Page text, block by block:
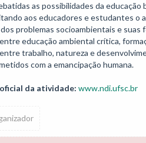
as possibilidades da
aos educadores e estudantes o
problemas socioambientais e
educação ambiental crítica,
trabalho, natureza e
com a emancipação humana.
da atividade: www.ndi.ufsc.br